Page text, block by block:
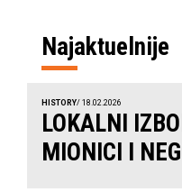
Najaktuelnije
HISTORY/ 18.02.2026
LOKALNI
MIONICI I